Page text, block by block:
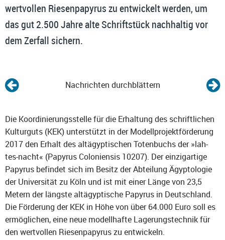
wertvollen Riesenpapyrus zu entwickelt werden, um
das gut 2.500 Jahre alte Schriftstück nachhaltig vor
dem Zerfall sichern.
Nachrichten durchblättern
Die Koordinierungsstelle für die Erhaltung des schriftlichen
Kulturguts (KEK) unterstützt in der Modellprojektförderung
2017 den Erhalt des altägyptischen Totenbuchs der »lah-
tes-nacht« (Papyrus Coloniensis 10207). Der einzigartige
Papyrus befindet sich im Besitz der Abteilung Ägyptologie
der Universität zu Köln und ist mit einer Länge von 23,5
Metern der längste altägyptische Papyrus in Deutschland.
Die Förderung der KEK in Höhe von über 64.000 Euro soll es
ermöglichen, eine neue modellhafte Lagerungstechnik für
den wertvollen Riesenpapyrus zu entwickeln.